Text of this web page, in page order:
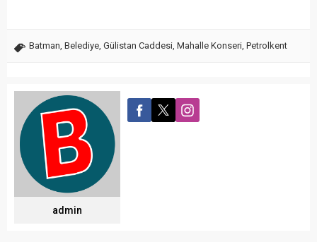
Batman Belediye Gülistan Caddesi Mahalle Konseri Petrolkent
admin